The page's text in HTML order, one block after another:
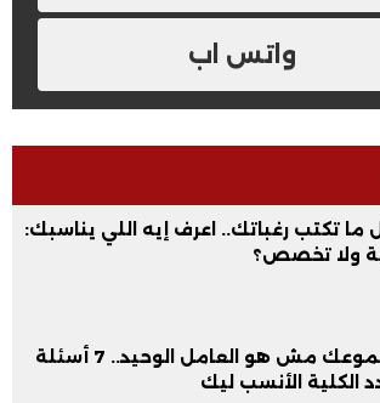
واتس اب
ما تكتب رغباتك.. اعرف إيه اللي يناسبك:
ولا تخصص؟
مجموعك مش هو العامل الوحيد.. 7 أسئلة
الكلية الأنسب ليك